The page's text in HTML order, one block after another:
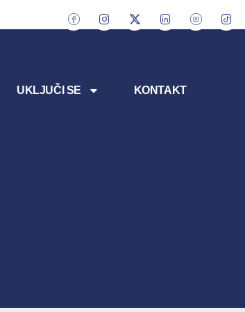
UKLJUČI SE KONTAKT